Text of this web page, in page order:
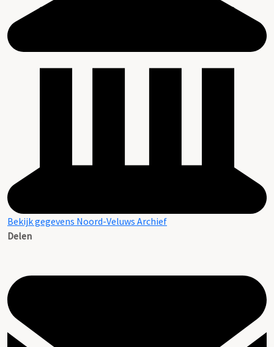
Bekijk gegevens Noord-Veluws Archief
Delen